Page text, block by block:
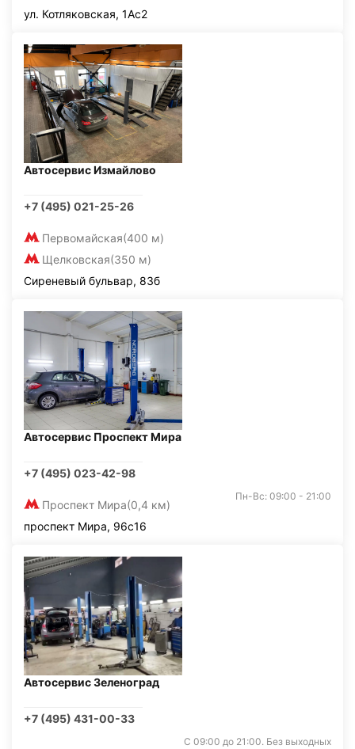
ул. Котляковская, 1Ас2
Автосервис Измайлово
+7 (495) 021-25-26
Первомайская(400 м)
Щелковская(350 м)
Сиреневый бульвар, 83б
Автосервис Проспект Мира
+7 (495) 023-42-98
Проспект Мира(0,4 км)
Пн-Вс: 09:00 - 21:00
проспект Мира, 96с16
Автосервис Зеленоград
+7 (495) 431-00-33
С 09:00 до 21:00. Без выходных